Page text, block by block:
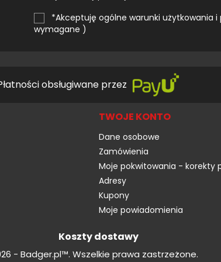
*Akceptuję ogólne warunki użytkowania
wymagane )
obsługiwane przez
TWOJE KONTO
Dane osobowe
Zamówienia
Moje pokwitowania - korekty
Adresy
Kupony
Moje powiadomienia
Koszty dostawy
- Badger.pl™. Wszelkie prawa zastrzeżone.